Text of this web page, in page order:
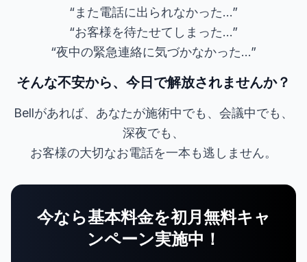
“また電話に出られなかった...”
“お客様を待たせてしまった...”
“夜中の緊急連絡に気づかなかった...”
そんな不安から、今日で解放されませんか？
Bellがあれば、あなたが施術中でも、会議中でも、
深夜でも、
お客様の大切なお電話を一本も逃しません。
今なら基本料金を初月無料キャ
ンペーン実施中！